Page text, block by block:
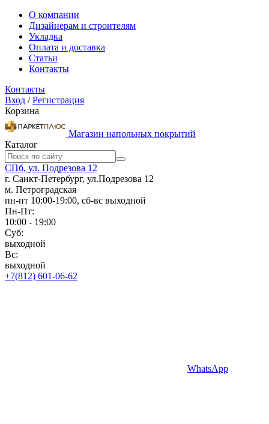
О компании
Дизайнерам и строителям
Укладка
Оплата и доставка
Статьи
Контакты
Контакты
Вход /Регистрация
Корзина
Магазин напольных покрытий
Каталог
СПб, ул. Подрезова 12
г. Санкт-Петербург, ул.Подрезова 12
м. Петроградская
пн-пт 10:00-19:00, сб-вс выходной
Пн-Пт:
10:00 - 19:00
Суб:
выходной
Вс:
выходной
+7(812) 601-06-62
WhatsApp